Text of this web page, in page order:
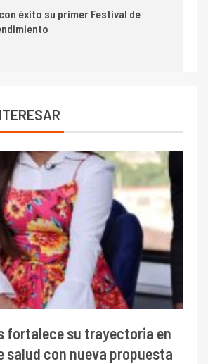
éxito su primer Festival de
fortalece su trayectoria en
salud con nueva propuesta